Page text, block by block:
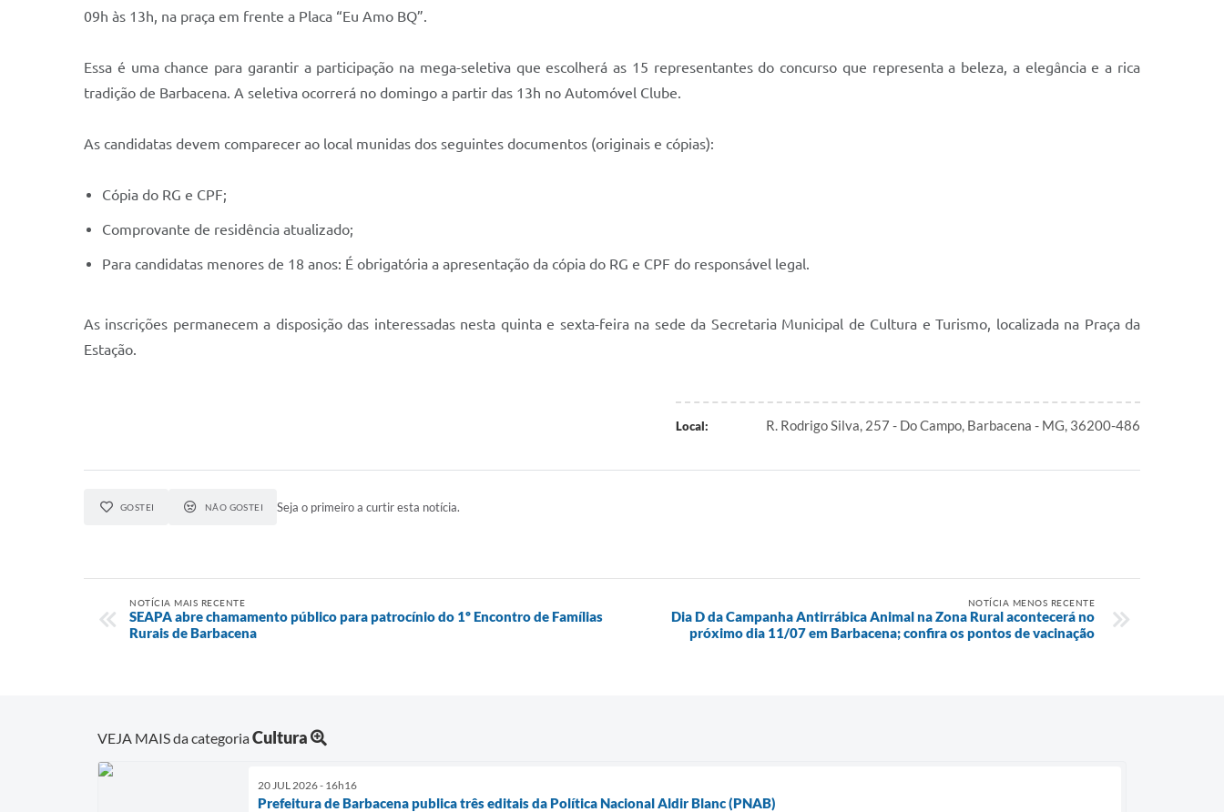
09h às 13h, na praça em frente a Placa “Eu Amo BQ”.
Essa é uma chance para garantir a participação na mega-seletiva que escolherá as 15 representantes do concurso que representa a beleza, a elegância e a rica
tradição de Barbacena. A seletiva ocorrerá no domingo a partir das 13h no Automóvel Clube.
As candidatas devem comparecer ao local munidas dos seguintes documentos (originais e cópias):
Cópia do RG e CPF;
Comprovante de residência atualizado;
Para candidatas menores de 18 anos: É obrigatória a apresentação da cópia do RG e CPF do responsável legal.
As inscrições permanecem a disposição das interessadas nesta quinta e sexta-feira na sede da Secretaria Municipal de Cultura e Turismo, localizada na Praça da
Estação.
Local: R. Rodrigo Silva, 257 - Do Campo, Barbacena - MG, 36200-486
GOSTEI NÃO GOSTEI Seja o primeiro a curtir esta notícia.
NOTÍCIA MAIS RECENTE
SEAPA abre chamamento público para patrocínio do 1º Encontro de Famílias
Rurais de Barbacena
NOTÍCIA MENOS RECENTE
Dia D da Campanha Antirrábica Animal na Zona Rural acontecerá no
próximo dia 11/07 em Barbacena; confira os pontos de vacinação
VEJA MAIS da categoriaCultura
20 JUL 2026 - 16h16
Prefeitura de Barbacena publica três editais da Política Nacional Aldir Blanc (PNAB)